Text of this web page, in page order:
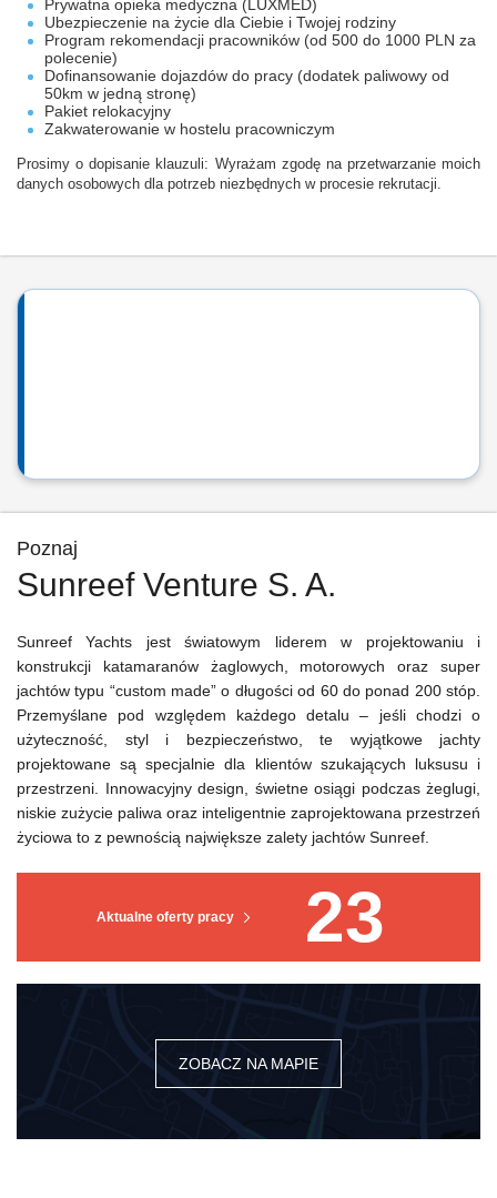
Prywatna opieka medyczna (LUXMED)
Ubezpieczenie na życie dla Ciebie i Twojej rodziny
Program rekomendacji pracowników (od 500 do 1000 PLN za
polecenie)
Dofinansowanie dojazdów do pracy (dodatek paliwowy od
50km w jedną stronę)
Pakiet relokacyjny
Zakwaterowanie w hostelu pracowniczym
Prosimy o dopisanie klauzuli: Wyrażam zgodę na przetwarzanie moich
danych osobowych dla potrzeb niezbędnych w procesie rekrutacji.
Poznaj
Sunreef Venture S. A.
Aktualne oferty pracy 23
ZOBACZ NA MAPIE
Sunreef Yachts jest światowym liderem w projektowaniu i
konstrukcji katamaranów żaglowych, motorowych oraz super
jachtów typu “custom made” o długości od 60 do ponad 200 stóp.
Przemyślane pod względem każdego detalu – jeśli chodzi o
użyteczność, styl i bezpieczeństwo, te wyjątkowe jachty
projektowane są specjalnie dla klientów szukających luksusu i
przestrzeni. Innowacyjny design, świetne osiągi podczas żeglugi,
niskie zużycie paliwa oraz inteligentnie zaprojektowana przestrzeń
życiowa to z pewnością największe zalety jachtów Sunreef.